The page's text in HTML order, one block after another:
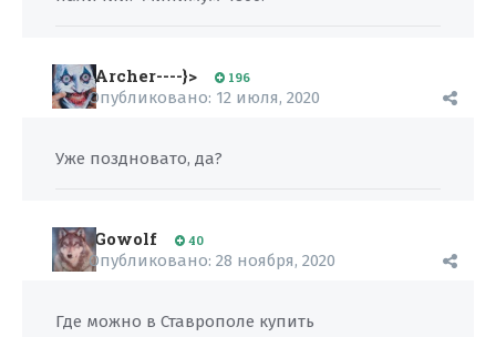
Archer----}> 196
Опубликовано: 12 июля, 2020
Уже поздновато, да?
Gowolf 40
Опубликовано: 28 ноября, 2020
Где можно в Ставрополе купить